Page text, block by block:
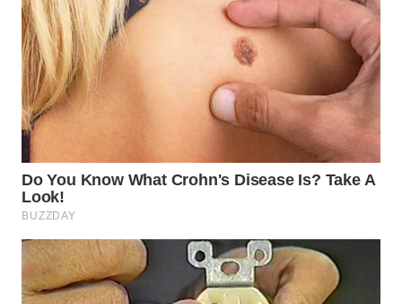
WN
DANAU
TOBA
WN
NIAS
WN
LANGKAT
TAPANULI
SELATAN